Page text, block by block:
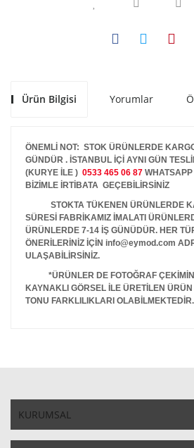
Ürün Bilgisi Yorumlar
ÖNEMLİ NOT: STOK ÜRÜNLERDE
GÜNDÜR . İSTANBUL İÇİ AYNI GÜN
(KURYE İLE ) 0533 465 06 87
BİZİMLE İRTİBATA GEÇEBİLİRSİNİZ
STOKTA TÜKENEN ÜRÜNLERDE
SÜRESİ FABRİKAMIZ İMALATI
ÜRÜNLERDE 7-14 İŞ GÜNÜDÜR. HER
ÖNERİLERİNİZ İÇİN info@eymod.com
ULAŞABİLİRSİNİZ.
*ÜRÜNLER DE FOTOĞRAF
KAYNAKLI GÖRSEL İLE ÜRETİLEN
TONU FARKLILIKLARI OLABİLMEKTEDİR.
KURUMSAL